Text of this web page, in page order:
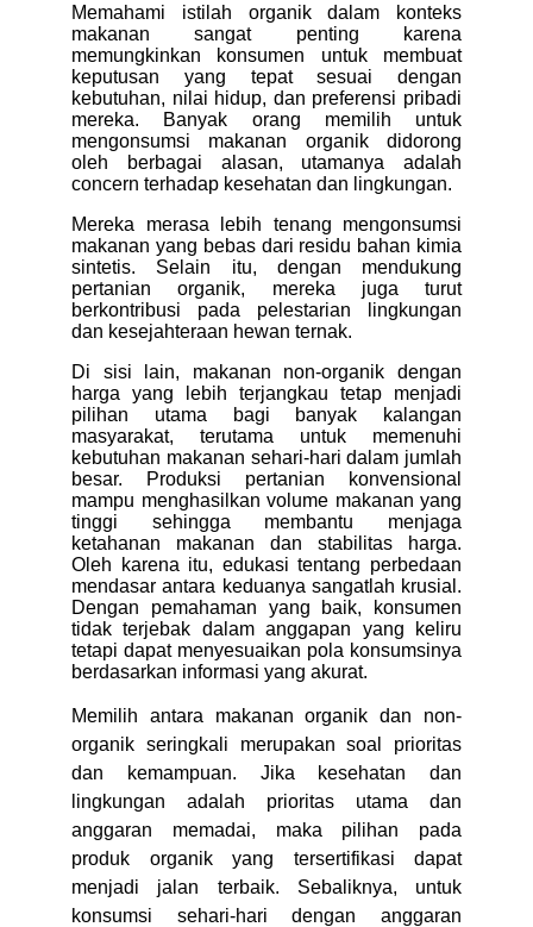
Memahami istilah organik dalam konteks
makanan sangat penting karena
memungkinkan konsumen untuk membuat
keputusan yang tepat sesuai dengan
kebutuhan, nilai hidup, dan preferensi pribadi
mereka. Banyak orang memilih untuk
mengonsumsi makanan organik didorong
oleh berbagai alasan, utamanya adalah
concern terhadap kesehatan dan lingkungan.
Mereka merasa lebih tenang mengonsumsi
makanan yang bebas dari residu bahan kimia
sintetis. Selain itu, dengan mendukung
pertanian organik, mereka juga turut
berkontribusi pada pelestarian lingkungan
dan kesejahteraan hewan ternak.
Di sisi lain, makanan non-organik dengan
harga yang lebih terjangkau tetap menjadi
pilihan utama bagi banyak kalangan
masyarakat, terutama untuk memenuhi
kebutuhan makanan sehari-hari dalam jumlah
besar. Produksi pertanian konvensional
mampu menghasilkan volume makanan yang
tinggi sehingga membantu menjaga
ketahanan makanan dan stabilitas harga.
Oleh karena itu, edukasi tentang perbedaan
mendasar antara keduanya sangatlah krusial.
Dengan pemahaman yang baik, konsumen
tidak terjebak dalam anggapan yang keliru
tetapi dapat menyesuaikan pola konsumsinya
berdasarkan informasi yang akurat.
Memilih antara makanan organik dan non-
organik seringkali merupakan soal prioritas
dan kemampuan. Jika kesehatan dan
lingkungan adalah prioritas utama dan
anggaran memadai, maka pilihan pada
produk organik yang tersertifikasi dapat
menjadi jalan terbaik. Sebaliknya, untuk
konsumsi sehari-hari dengan anggaran